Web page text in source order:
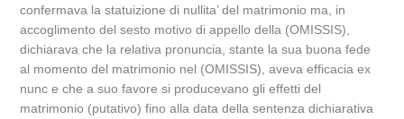
confermava la statuizione di nullita’ del matrimonio ma, in
accoglimento del sesto motivo di appello della (OMISSIS),
dichiarava che la relativa pronuncia, stante la sua buona fede
al momento del matrimonio nel (OMISSIS), aveva efficacia ex
nunc e che a suo favore si producevano gli effetti del
matrimonio (putativo) fino alla data della sentenza dichiarativa